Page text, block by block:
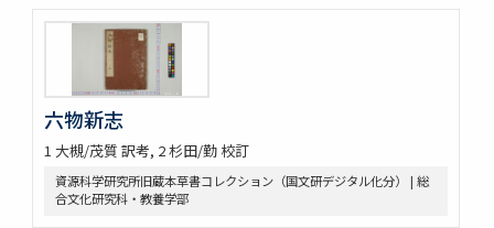
六物新志
1 大槻/茂質 訳考, 2 杉田/勤 校訂
資源科学研究所旧蔵本草書コレクション（国文研デジタル化分） | 総
合文化研究科・教養学部